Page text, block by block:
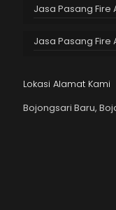
Jasa Pasang Fire
Jasa Pasang Fire
Lokasi Alamat Kami
Bojongsari Baru,